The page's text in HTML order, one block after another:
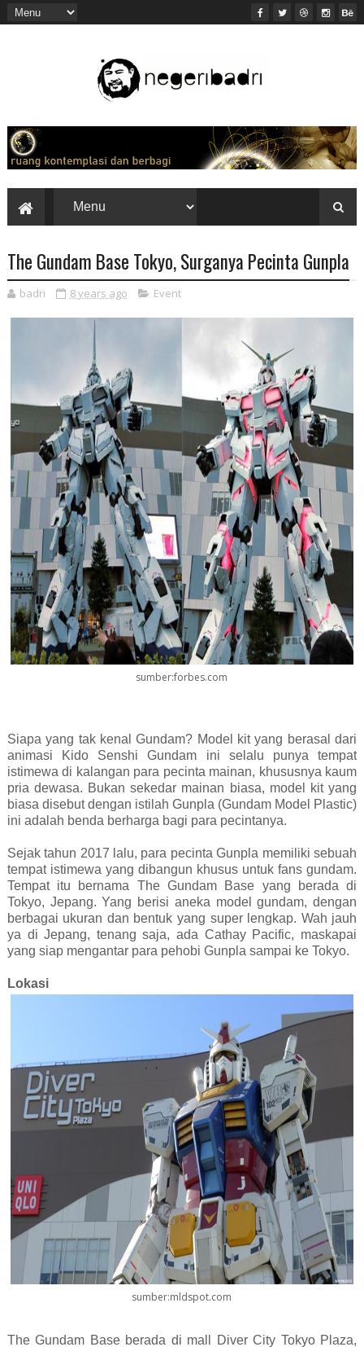
The Gundam Base Tokyo, Surganya Pecinta Gunpla
badri 8 years ago Event
sumber:forbes.com
Siapa yang tak kenal Gundam? Model kit yang berasal dari
animasi Kido Senshi Gundam ini selalu punya tempat
istimewa di kalangan para pecinta mainan, khususnya kaum
pria dewasa. Bukan sekedar mainan biasa, model kit yang
biasa disebut dengan istilah Gunpla (Gundam Model Plastic)
ini adalah benda berharga bagi para pecintanya.
Sejak tahun 2017 lalu, para pecinta Gunpla memiliki sebuah
tempat istimewa yang dibangun khusus untuk fans gundam.
Tempat itu bernama The Gundam Base yang berada di
Tokyo, Jepang. Yang berisi aneka model gundam, dengan
berbagai ukuran dan bentuk yang super lengkap. Wah jauh
ya di Jepang, tenang saja, ada Cathay Pacific, maskapai
yang siap mengantar para pehobi Gunpla sampai ke Tokyo.
Lokasi
sumber:mldspot.com
The Gundam Base berada di mall Diver City Tokyo Plaza,